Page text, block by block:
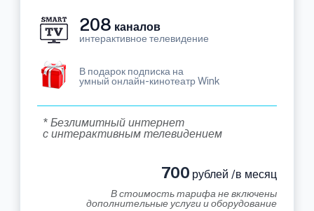
208 каналов
интерактивное телевидение
В подарок подписка на
умный онлайн-кинотеатр Wink
* Безлимитный интернет
с интерактивным телевидением
700 рублей /в месяц
В стоимость тарифа не включены
дополнительные услуги и оборудование